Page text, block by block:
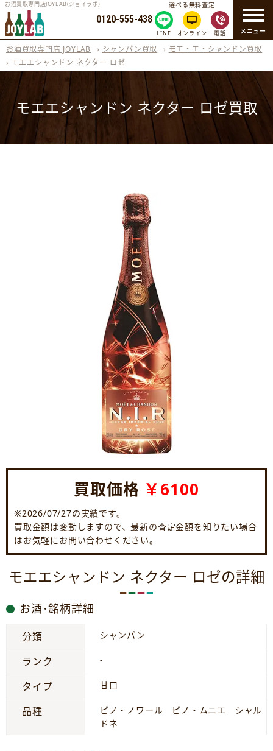
メニュー
お酒買取専門店JOYLAB(ジョイラボ)
0120-555-438
選べる無料査定
LINE オンライン 電話
お酒買取専門店 JOYLAB › シャンパン買取 › モエ・エ・シャンドン買取
› モエエシャンドン ネクター ロゼ
モエエシャンドン ネクター ロゼ買取
買取価格 ￥6100
※2026/07/27の実績です。
買取金額は変動しますので、最新の査定金額を知りたい場合
はお気軽にお問い合わせください。
モエエシャンドン ネクター ロゼの詳細
お酒･銘柄詳細
分類 シャンパン
ランク -
タイプ 甘口
品種
ピノ・ノワール ピノ・ムニエ シャル
ドネ